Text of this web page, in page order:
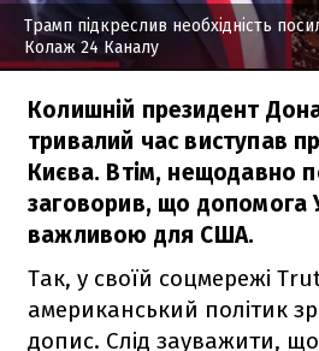
Трамп підкреслив необхідність
Колаж 24 Каналу
Колишній президент
тривалий час виступав
Києва. Втім, нещодавно
заговорив, що допомога
важливою для США.
Так, у своїй соцмережі
американський політик
допис. Слід зауважити,